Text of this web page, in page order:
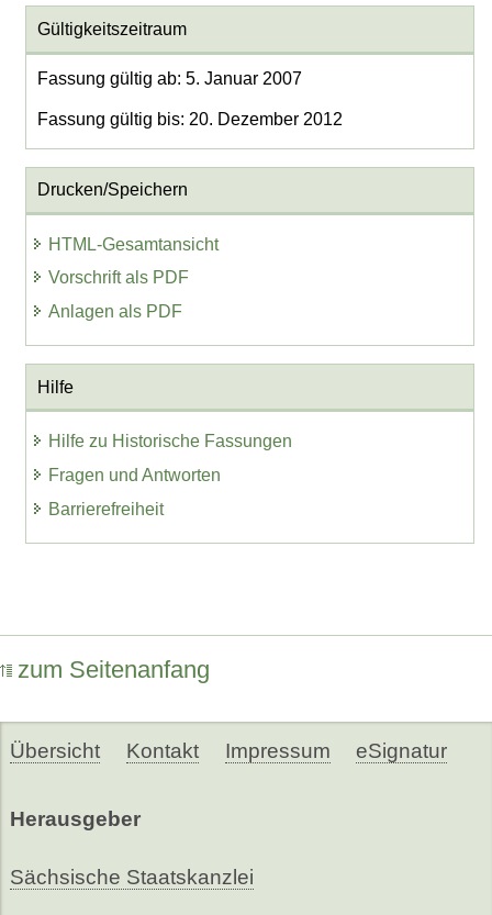
Gültigkeitszeitraum
Fassung gültig ab: 5. Januar 2007
Fassung gültig bis: 20. Dezember 2012
Drucken/Speichern
HTML-Gesamtansicht
Vorschrift als PDF
Anlagen als PDF
Hilfe
Hilfe zu Historische Fassungen
Fragen und Antworten
Barrierefreiheit
zum Seitenanfang
Übersicht Kontakt Impressum eSignatur
Herausgeber
Sächsische Staatskanzlei